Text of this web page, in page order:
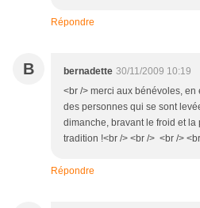
Répondre
B bernadette 30/11/2009 10:19
<br /> merci aux bénévoles,
des personnes qui se sont
dimanche, bravant le froid et
tradition !<br /> <br /> <br />
Répondre